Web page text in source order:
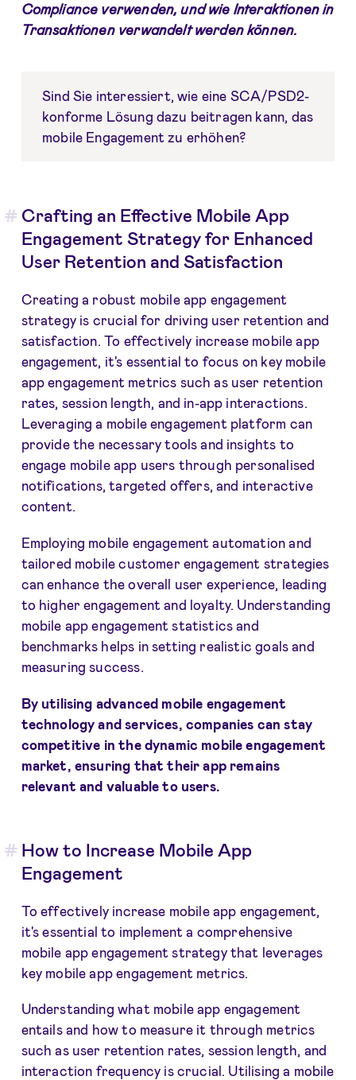
Compliance verwenden, und wie Interaktionen in
Transaktionen verwandelt werden können.
Sind Sie interessiert, wie eine SCA/PSD2-
konforme Lösung dazu beitragen kann, das
mobile Engagement zu erhöhen?
Crafting an Effective Mobile App
Engagement Strategy for Enhanced
User Retention and Satisfaction
Creating a robust mobile app engagement
strategy is crucial for driving user retention and
satisfaction. To effectively increase mobile app
engagement, it's essential to focus on key mobile
app engagement metrics such as user retention
rates, session length, and in-app interactions.
Leveraging a mobile engagement platform can
provide the necessary tools and insights to
engage mobile app users through personalised
notifications, targeted offers, and interactive
content.
Employing mobile engagement automation and
tailored mobile customer engagement strategies
can enhance the overall user experience, leading
to higher engagement and loyalty. Understanding
mobile app engagement statistics and
benchmarks helps in setting realistic goals and
measuring success.
By utilising advanced mobile engagement
technology and services, companies can stay
competitive in the dynamic mobile engagement
market, ensuring that their app remains
relevant and valuable to users.
How to Increase Mobile App
Engagement
To effectively increase mobile app engagement,
it's essential to implement a comprehensive
mobile app engagement strategy that leverages
key mobile app engagement metrics.
Understanding what mobile app engagement
entails and how to measure it through metrics
such as user retention rates, session length, and
interaction frequency is crucial. Utilising a mobile